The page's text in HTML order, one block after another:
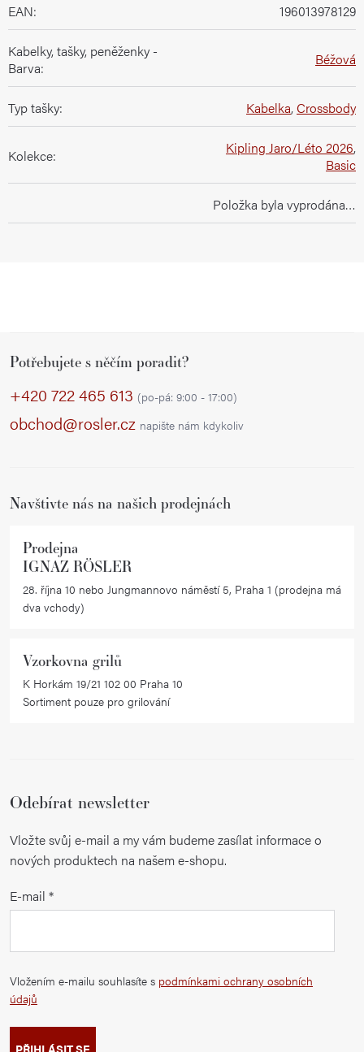
EAN: 196013978129
Kabelky, tašky, peněženky -
Barva: Béžová
Typ tašky: Kabelka,Crossbody
Kolekce: Kipling Jaro/Léto 2026,
Basic
Položka byla vyprodána…
Potřebujete s něčím poradit?
+420 722 465 613 (po-pá: 9:00 - 17:00)
obchod@rosler.cz napište nám kdykoliv
Navštivte nás na našich prodejnách
Prodejna
IGNAZ RÖSLER
28. října 10 nebo Jungmannovo náměstí 5, Praha 1 (prodejna má
dva vchody)
Vzorkovna grilů
K Horkám 19/21 102 00 Praha 10
Sortiment pouze pro grilování
Odebírat newsletter
Vložte svůj e-mail a my vám budeme zasílat informace o
nových produktech na našem e-shopu.
E-mail
Vložením e-mailu souhlasíte s podmínkami ochrany osobních
údajů
PŘIHLÁSIT SE